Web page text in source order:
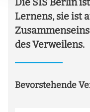
Lernens, sie ist
des Verweilens.
Bevorstehende